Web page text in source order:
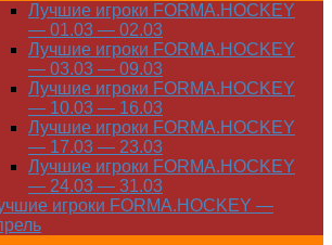
Лучшие игроки FORMA.HOCKEY
— 01.03 — 02.03
Лучшие игроки FORMA.HOCKEY
— 03.03 — 09.03
Лучшие игроки FORMA.HOCKEY
— 10.03 — 16.03
Лучшие игроки FORMA.HOCKEY
— 17.03 — 23.03
Лучшие игроки FORMA.HOCKEY
— 24.03 — 31.03
игроки FORMA.HOCKEY —